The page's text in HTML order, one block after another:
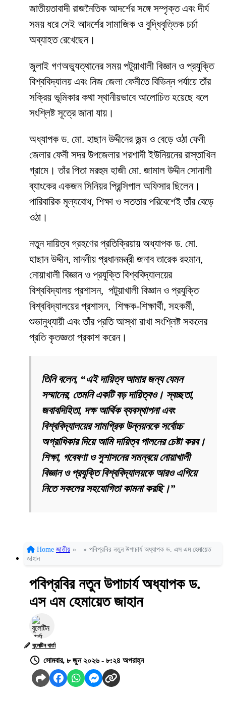
জাতীয়তাবাদী রাজনৈতিক আদর্শের সঙ্গে সম্পৃক্ত এবং দীর্ঘ
সময় ধরে সেই আদর্শের সামাজিক ও বুদ্ধিবৃত্তিক চর্চা
অব্যাহত রেখেছেন।
জুলাই গণঅভ্যুত্থানের সময় পটুয়াখালী বিজ্ঞান ও প্রযুক্তি
বিশ্ববিদ্যালয় এবং নিজ জেলা ফেনীতে বিভিন্ন পর্যায়ে তাঁর
সক্রিয় ভূমিকার কথা স্থানীয়ভাবে আলোচিত হয়েছে বলে
সংশ্লিষ্ট সূত্রে জানা যায়।
অধ্যাপক ড. মো. হাছান উদ্দীনের জন্ম ও বেড়ে ওঠা ফেনী
জেলার ফেনী সদর উপজেলার শরশাদী ইউনিয়নের রাস্তাখিল
গ্রামে। তাঁর পিতা মরহুম হাজী মো. জামাল উদ্দীন সোনালী
ব্যাংকের একজন সিনিয়র প্রিন্সিপাল অফিসার ছিলেন।
পারিবারিক মূল্যবোধ, শিক্ষা ও সততার পরিবেশেই তাঁর বেড়ে
ওঠা।
নতুন দায়িত্ব গ্রহণের প্রতিক্রিয়ায় অধ্যাপক ড. মো.
হাছান উদ্দীন, মাননীয় প্রধানমন্ত্রী জনাব তারেক রহমান,
নোয়াখালী বিজ্ঞান ও প্রযুক্তি বিশ্ববিদ্যালয়ের
বিশ্ববিদ্যালয় প্রশাসন, পটুয়াখালী বিজ্ঞান ও প্রযুক্তি
বিশ্ববিদ্যালয়ের প্রশাসন, শিক্ষক-শিক্ষার্থী, সহকর্মী,
শুভানুধ্যায়ী এবং তাঁর প্রতি আস্থা রাখা সংশ্লিষ্ট সকলের
প্রতি কৃতজ্ঞতা প্রকাশ করেন।
তিনি বলেন, “এই দায়িত্ব আমার জন্য যেমন
সম্মানের, তেমনি একটি বড় দায়িত্বও। স্বচ্ছতা,
জবাবদিহিতা, দক্ষ আর্থিক ব্যবস্থাপনা এবং
বিশ্ববিদ্যালয়ের সামগ্রিক উন্নয়নকে সর্বোচ্চ
অগ্রাধিকার দিয়ে আমি দায়িত্ব পালনের চেষ্টা করব।
শিক্ষা, গবেষণা ও সুশাসনের সমন্বয়ে নোয়াখালী
বিজ্ঞান ও প্রযুক্তি বিশ্ববিদ্যালয়কে আরও এগিয়ে
নিতে সকলের সহযোগিতা কামনা করছি।”
Home জাতীয় » » পবিপ্রবির নতুন উপাচার্য অধ্যাপক ড. এস এম হেমায়েত
জাহান
পবিপ্রবির নতুন উপাচার্য অধ্যাপক ড.
এস এম হেমায়েত জাহান
বুলেটিন বার্তা
সোমবার, ৮ জুন ২০২৬ - ৮:২৪ অপরাহ্ন